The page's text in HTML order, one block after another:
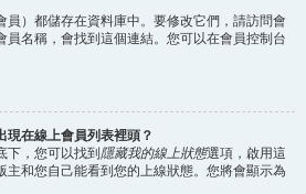
員）都儲存在資料庫中。要修改它們，請訪問會
員名稱，會找到這個連結。您可以在會員控制台
現在線上會員列表裡頭？
下，您可以找到 隱藏我的線上狀態選項，啟用這
主和您自己能看到您的上線狀態。您將會顯示為